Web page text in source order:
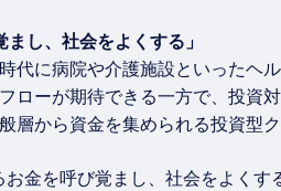
し、社会をよくする」
代に病院や介護施設といったヘ
ローが期待できる一方で、投資
層から資金を集められる投資型
金を呼び覚まし、社会をよく